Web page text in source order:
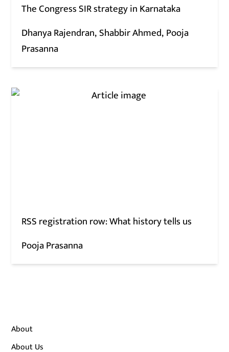
The Congress SIR strategy in Karnataka
Dhanya Rajendran Shabbir Ahmed Pooja
Prasanna
RSS registration row: What history tells us
Pooja Prasanna
About
About Us